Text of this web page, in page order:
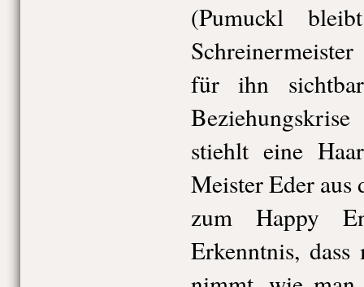
(Pumuckl
für ihn
stiehlt eine
Meister Eder aus
zum Happy
Erkenntnis,